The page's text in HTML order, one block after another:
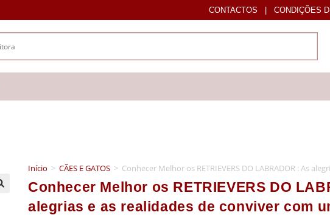
CONTACTOS | CONDIÇÕES
Início > CÃES E GATOS > Conhecer Melhor os RETRIEVERS DO LABRADOR : As
Conhecer Melhor os RETRIEVERS DO
alegrias e as realidades de conviver com